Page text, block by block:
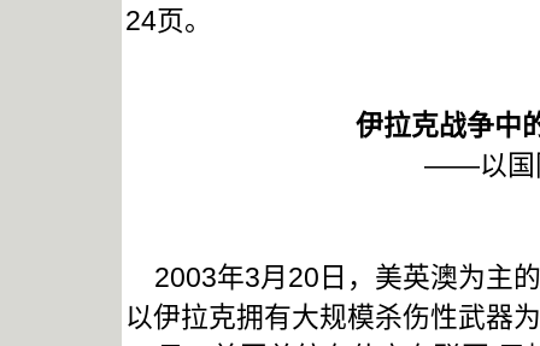
24页。
伊拉克战争中
——以国
2003年3月20日，美英澳为主
以伊拉克拥有大规模杀伤性武器